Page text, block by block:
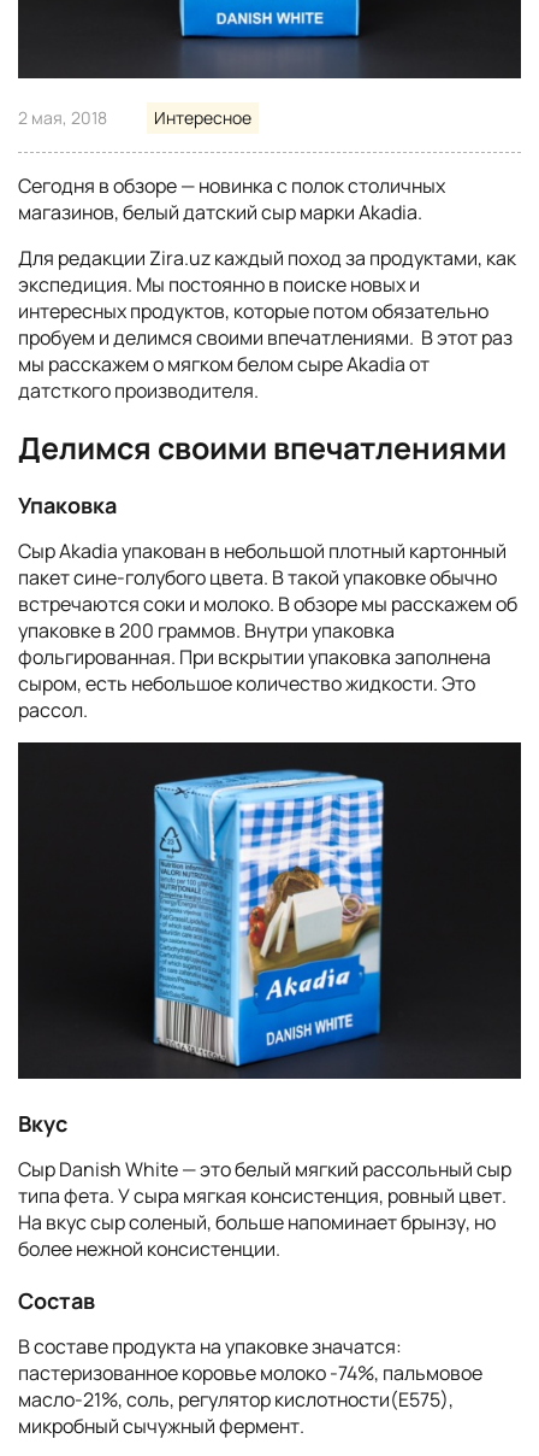
2 мая, 2018 Интересное
Cегодня в обзоре — новинка с полок столичных
магазинов, белый датский сыр марки Akadia.
Для редакции Zira.uz каждый поход за продуктами, как
экспедиция. Мы постоянно в поиске новых и
интересных продуктов, которые потом обязательно
пробуем и делимся своими впечатлениями. В этот раз
мы расскажем о мягком белом сыре Akadia от
датсткого производителя.
Делимся своими впечатлениями
Упаковка
Сыр Akadia упакован в небольшой плотный картонный
пакет сине-голубого цвета. В такой упаковке обычно
встречаются соки и молоко. В обзоре мы расскажем об
упаковке в 200 граммов. Внутри упаковка
фольгированная. При вскрытии упаковка заполнена
сыром, есть небольшое количество жидкости. Это
рассол.
Вкус
Сыр Danish White — это белый мягкий рассольный сыр
типа фета. У сыра мягкая консистенция, ровный цвет.
На вкус сыр соленый, больше напоминает брынзу, но
более нежной консистенции.
Состав
В составе продукта на упаковке значатся:
пастеризованное коровье молоко -74%, пальмовое
масло-21%, соль, регулятор кислотности(Е575),
микробный сычужный фермент.